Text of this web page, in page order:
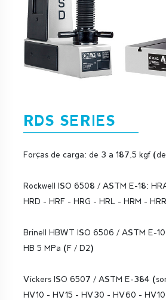
RDS SERIES
Forças de carga: de 3 a 187,5 kgf
Rockwell ISO 6508 / ASTM E-18:
HRD - HRF - HRG - HRL - HRM -
Brinell HBWT ISO 6506 / ASTM E-
HB 5 MPa (F / D2)
Vickers ISO 6507 / ASTM E-384
HV10 - HV15 - HV30 - HV60 -